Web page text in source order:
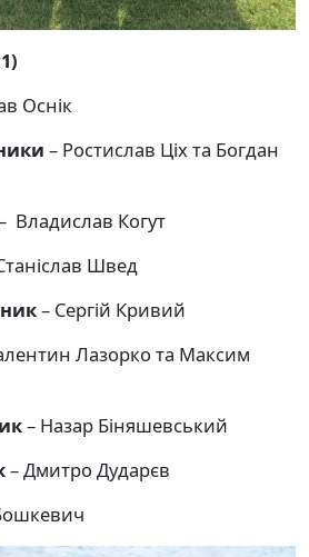
Оснік
– Ростислав Ціх та Богдан
Владислав Когут
Швед
– Сергій Кривий
Лазорко та Максим
– Назар Біняшевський
– Дмитро Дударєв